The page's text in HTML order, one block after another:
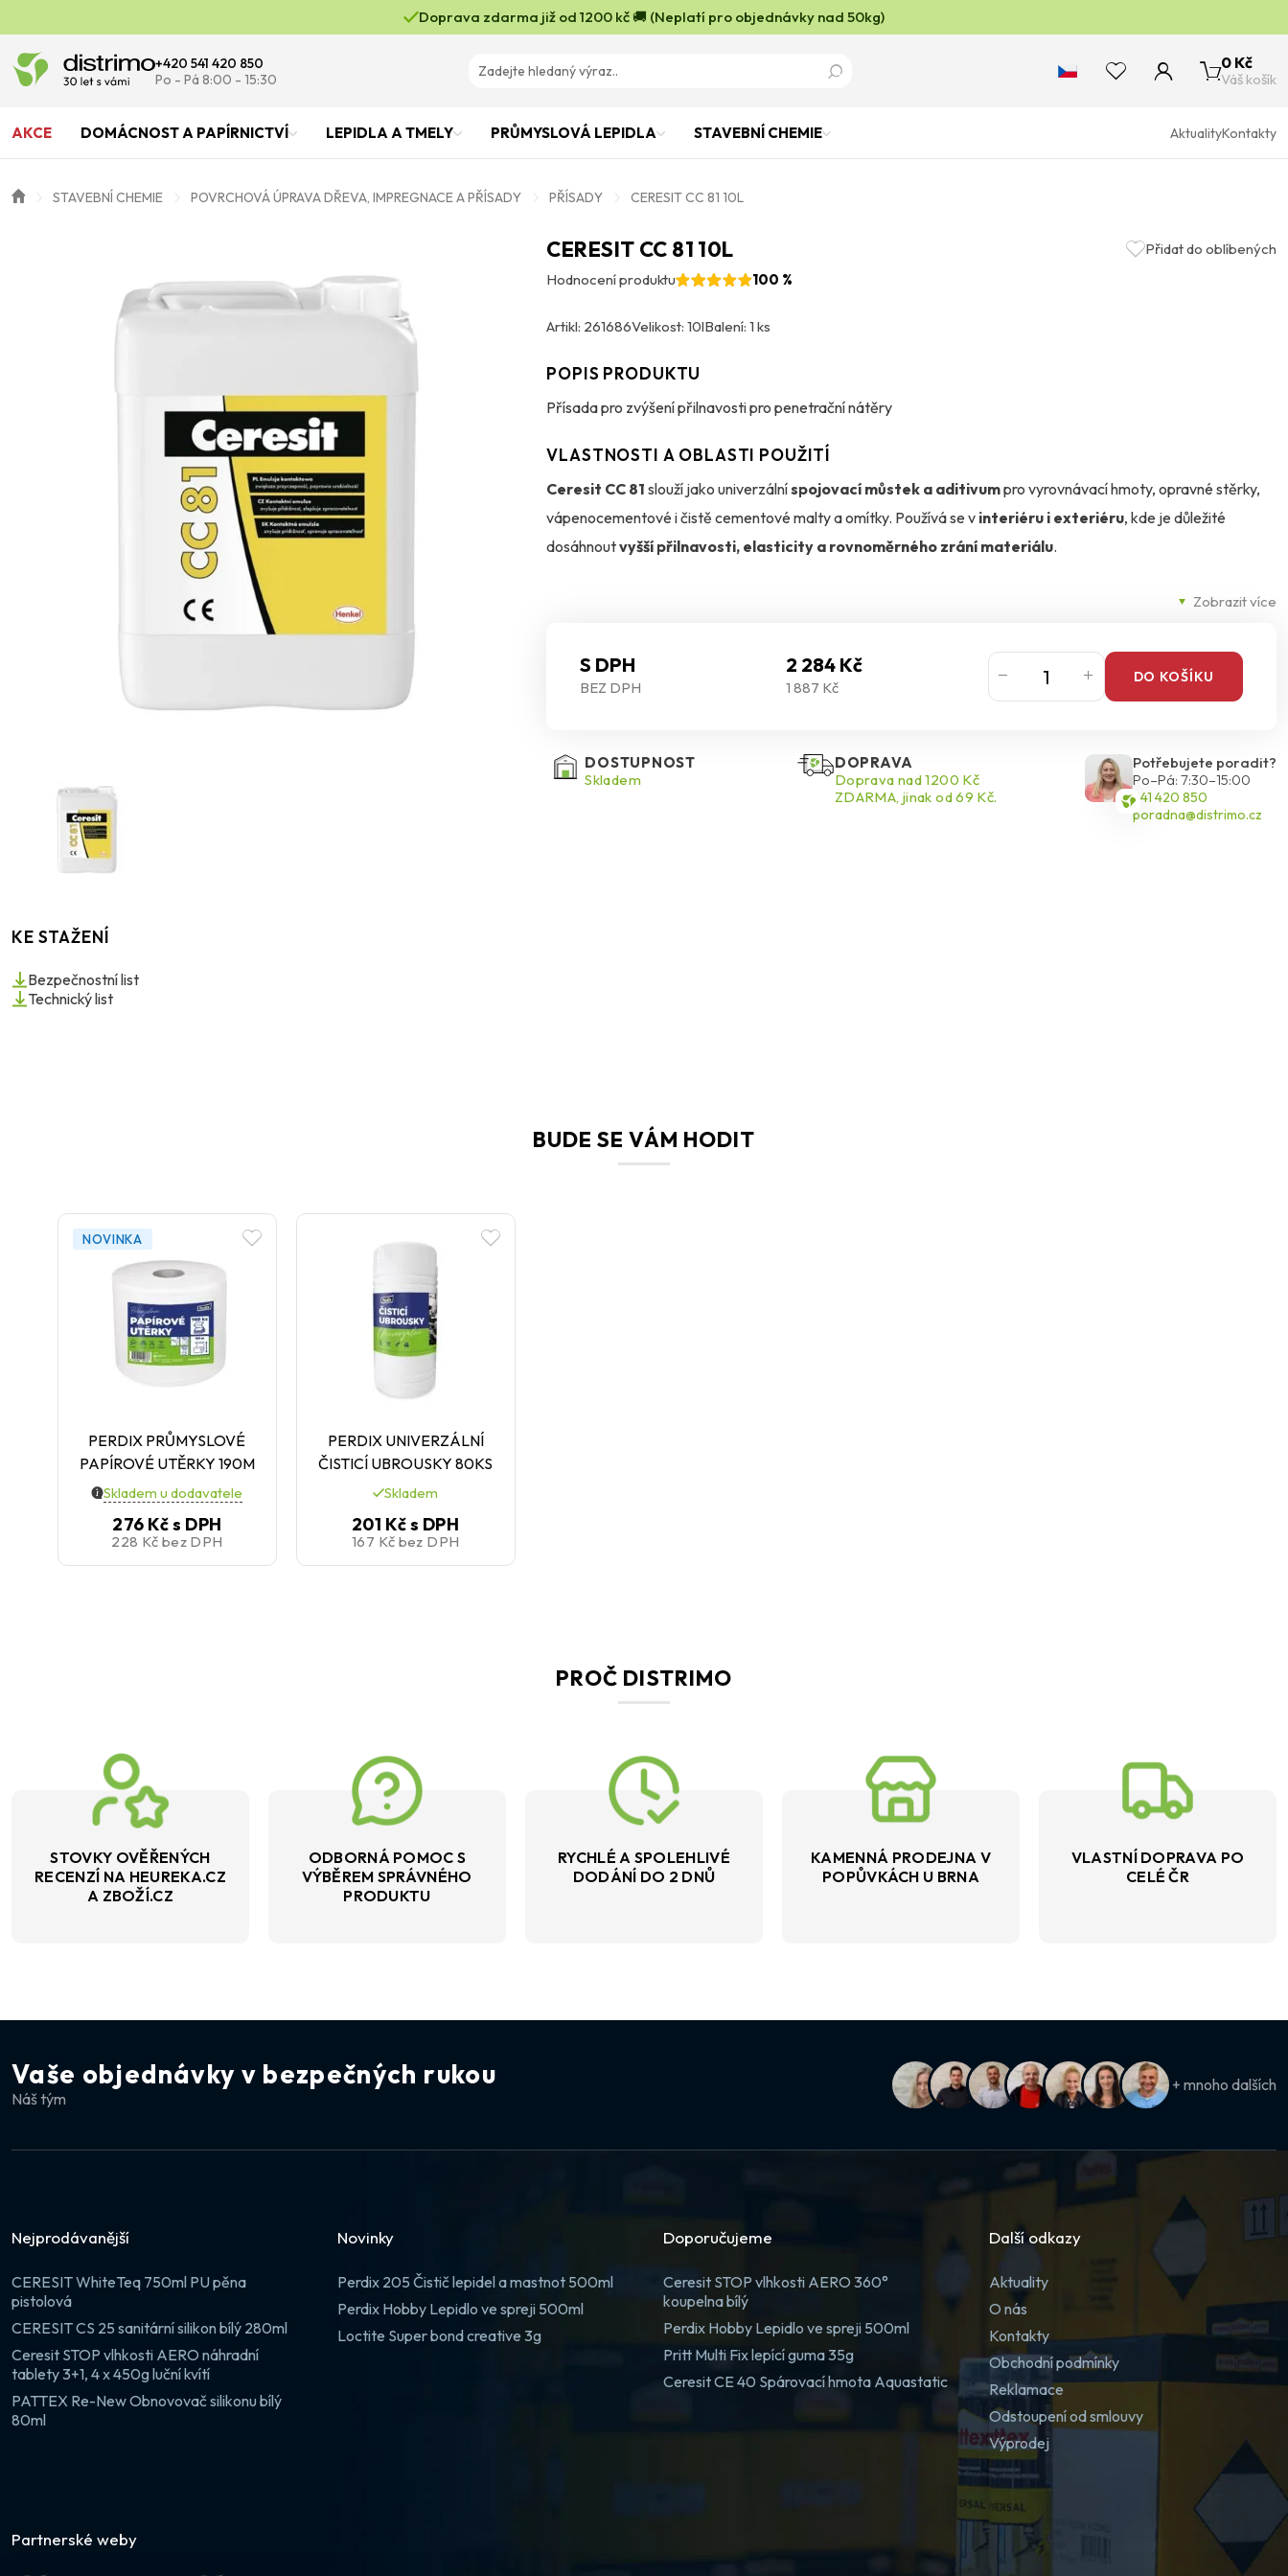
Doprava zdarma již od 1200 kč 🚚 (Neplatí pro objednávky nad 50kg)
+420 541 420 850
Po - Pá 8:00 - 15:30
0 Kč
Váš košík
AKCE DOMÁCNOST A PAPÍRNICTVÍ LEPIDLA A TMELY PRŮMYSLOVÁ LEPIDLA STAVEBNÍ CHEMIE AktualityKontakty
STAVEBNÍ CHEMIE POVRCHOVÁ ÚPRAVA DŘEVA, IMPREGNACE A PŘÍSADY PŘÍSADY CERESIT CC 81 10L
CERESIT CC 81 10L
Přidat do oblíbených
Hodnocení produktu
100 %
Artikl: 261686Velikost: 10lBalení: 1 ks
KE STAŽENÍ
Bezpečnostní list
Technický list
POPIS PRODUKTU
Přísada pro zvýšení přilnavosti pro penetrační nátěry
Zobrazit více
VLASTNOSTI A OBLASTI POUŽITÍ
Ceresit CC 81 slouží jako univerzálníspojovací můstek a aditivumpro vyrovnávací hmoty, opravné stěrky,
vápenocementové i čistě cementové malty a omítky. Používá se v interiéru i exteriéru, kde je důležité
dosáhnoutvyšší přilnavosti, elasticity a rovnoměrného zrání materiálu.
zvýší pevnost
Směsi s touto přísadou lze nanášet jednovrstvě jako vyrovnávací hmoty přímo na
nosné a čisté podklady
důkladném očištění a vlhčení.
vodou. Prokontaktní vrstvu se doporučuje nanesení v tenké vrstvě cca
a následné překrytí ještě vlhké
+5 °C a +25 °C .Doba zpracování je přibližně90 minut
S DPH 2 284 Kč
BEZ DPH 1 887 Kč
DO KOŠÍKU
DOSTUPNOST
Skladem
DOPRAVA
Doprava nad 1200 Kč
ZDARMA, jinak od 69 Kč.
Potřebujete poradit?
Po–Pá: 7:30–15:00
541 420 850
poradna@distrimo.cz
BUDE SE VÁM HODIT
NOVINKA
PERDIX PRŮMYSLOVÉ
PAPÍROVÉ UTĚRKY 190M
Skladem u dodavatele
276 Kčs DPH
228 Kč bez DPH
PERDIX UNIVERZÁLNÍ
ČISTICÍ UBROUSKY 80KS
Skladem
201 Kčs DPH
167 Kč bez DPH
PROČ DISTRIMO
STOVKY OVĚŘENÝCH
RECENZÍ NA HEUREKA.CZ
A ZBOŽÍ.CZ
ODBORNÁ POMOC S
VÝBĚREM SPRÁVNÉHO
PRODUKTU
RYCHLÉ A SPOLEHLIVÉ
DODÁNÍ DO 2 DNŮ
KAMENNÁ PRODEJNA V
POPŮVKÁCH U BRNA
VLASTNÍ DOPRAVA PO
CELÉ ČR
Vaše objednávky v bezpečných rukou
Náš tým
+ mnoho dalších
Nejprodávanější
CERESIT WhiteTeq 750ml PU pěna
pistolová
CERESIT CS 25 sanitární silikon bílý 280ml
Ceresit STOP vlhkosti AERO náhradní
tablety 3+1, 4 x 450g luční kvítí
PATTEX Re-New Obnovovač silikonu bílý
80ml
Novinky
Perdix 205 Čistič lepidel a mastnot 500ml
Perdix Hobby Lepidlo ve spreji 500ml
Loctite Super bond creative 3g
Doporučujeme
Ceresit STOP vlhkosti AERO 360°
koupelna bílý
Perdix Hobby Lepidlo ve spreji 500ml
Pritt Multi Fix lepící guma 35g
Ceresit CE 40 Spárovací hmota Aquastatic
Další odkazy
Aktuality
O nás
Kontakty
Obchodní podmínky
Reklamace
Odstoupení od smlouvy
Výprodej
Partnerské weby